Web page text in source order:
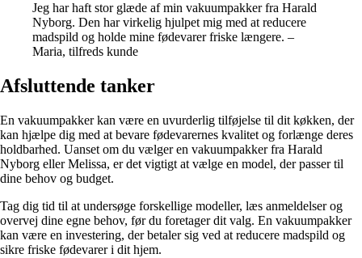
Jeg har haft stor glæde af min vakuumpakker fra Harald
Nyborg. Den har virkelig hjulpet mig med at reducere
madspild og holde mine fødevarer friske længere. –
Maria, tilfreds kunde
Afsluttende tanker
En vakuumpakker kan være en uvurderlig tilføjelse til dit køkken, der
kan hjælpe dig med at bevare fødevarernes kvalitet og forlænge deres
holdbarhed. Uanset om du vælger en vakuumpakker fra Harald
Nyborg eller Melissa, er det vigtigt at vælge en model, der passer til
dine behov og budget.
Tag dig tid til at undersøge forskellige modeller, læs anmeldelser og
overvej dine egne behov, før du foretager dit valg. En vakuumpakker
kan være en investering, der betaler sig ved at reducere madspild og
sikre friske fødevarer i dit hjem.